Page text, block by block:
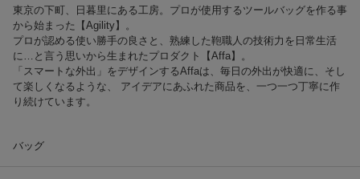
東京の下町、日暮里にある工房。プロが使用するツールバッグを作る事
から始まった【Agility】。
プロが認める使い勝手の良さと、熟練した鞄職人の技術力を日常生活
に…と言う思いから生まれたプロダクト【Affa】。
「スマートな外出」をデザインするAffaは、毎日の外出が快適に、そし
て楽しくなるような、 アイデアにあふれた商品を、一つ一つ丁寧に作
り続けています。
バッグ